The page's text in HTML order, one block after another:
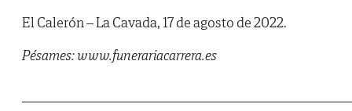
El Calerón – La Cavada, 17 de agosto de 2022.
Pésames: www.funerariacarrera.es